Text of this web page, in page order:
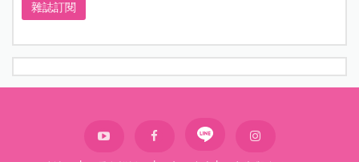
雜誌訂閱